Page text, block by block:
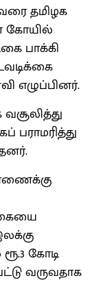
தமிழக
கோயில்
பாக்கி
எழுப்பினர்.
பராமரித்து
கோடி
வருவதாக